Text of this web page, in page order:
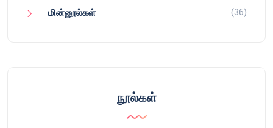
மின்னூல்கள் (36)
நூல்கள்